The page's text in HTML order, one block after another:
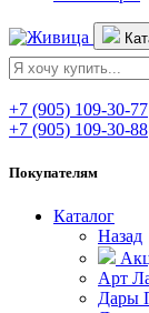
+7 (905) 109-30-77
+7 (905) 109-30-88
Покупателям
Каталог
Назад
Арт
Дары